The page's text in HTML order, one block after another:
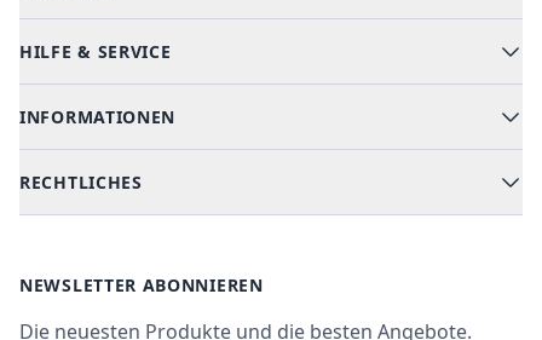
Alle Kategorien
Kühlen & Gefrieren
HILFE & SERVICE
Hilfe & FAQ
INFORMATIONEN
Über uns
RECHTLICHES
Datenschutz
NEWSLETTER ABONNIEREN
Die neuesten Produkte und die besten Angebote.